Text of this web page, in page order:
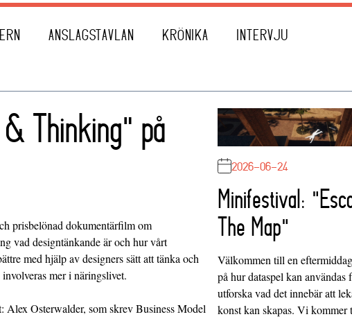
ANSLAGSTAVLAN KRÖNIKA INTERVJU
& Thinking" på
prisbelönad dokumentärfilm om
vad designtänkande är och hur vårt
med hjälp av designers sätt att tänka och
mer i näringslivet.
Osterwalder, som skrev Business Model
2026-06-24
Minifestival:
The Map"
Välkommen till en
på hur dataspel kan användas
utforska vad det innebär att
konst kan skapas. Vi kommer